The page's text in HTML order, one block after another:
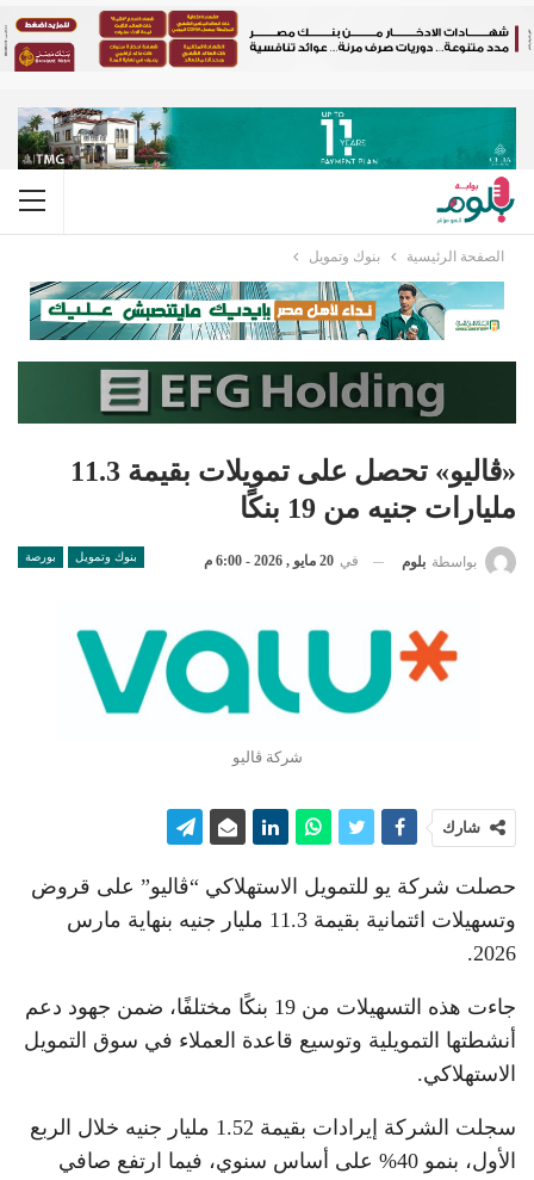
الصفحة الرئيسية بنوك وتمويل
«ڤاليو» تحصل على تمويلات بقيمة 11.3
مليارات جنيه من 19 بنكًا
بنوك وتمويل بورصة بواسطة بلوم في 20 مايو , 2026 - 6:00 م
شركة ڤاليو
شارك
حصلت شركة يو للتمويل الاستهلاكي “ڤاليو” على قروض
وتسهيلات ائتمانية بقيمة 11.3 مليار جنيه بنهاية مارس
2026.
جاءت هذه التسهيلات من 19 بنكًا مختلفًا، ضمن جهود دعم
أنشطتها التمويلية وتوسيع قاعدة العملاء في سوق التمويل
الاستهلاكي.
سجلت الشركة إيرادات بقيمة 1.52 مليار جنيه خلال الربع
الأول، بنمو 40% على أساس سنوي، فيما ارتفع صافي